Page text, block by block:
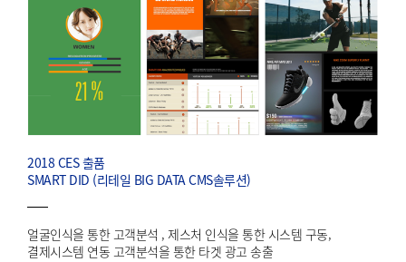
2018 CES 출품
SMART DID (리테일 BIG DATA CMS솔루션)
얼굴인식을 통한 고객분석 , 제스처 인식을 통한 시스템 구동,
결제시스템 연동 고객분석을 통한 타겟 광고 송출